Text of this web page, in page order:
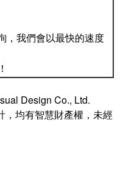
，我們會以最快的速度
Design Co., Ltd.
，均有智慧財產權，未經